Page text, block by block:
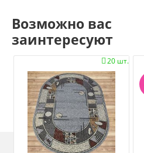
Возможно вас
заинтересуют
20 шт.
